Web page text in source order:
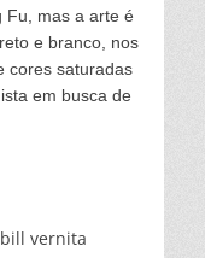
Fu, mas a arte é
e branco, nos
cores saturadas
em busca de